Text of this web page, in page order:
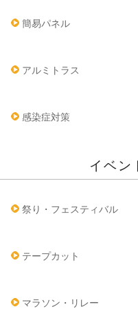
簡易パネル
アルミトラス
感染症対策
イベン
祭り・フェスティバル
テープカット
マラソン・リレー